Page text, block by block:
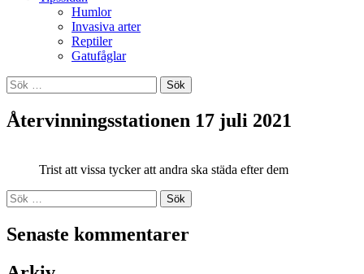
Humlor
Invasiva arter
Reptiler
Gatufåglar
Sök
efter:
Återvinningsstationen 17 juli 2021
Trist att vissa tycker att andra ska städa efter dem
Sök
efter:
Senaste kommentarer